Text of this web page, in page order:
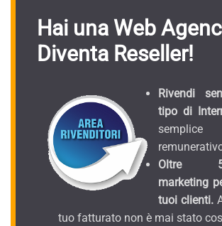
Hai una Web
Diventa Reseller!
Rivendi
tipo di
Oltre
marketing
tuoi clienti.
tuo fatturato non è mai stato